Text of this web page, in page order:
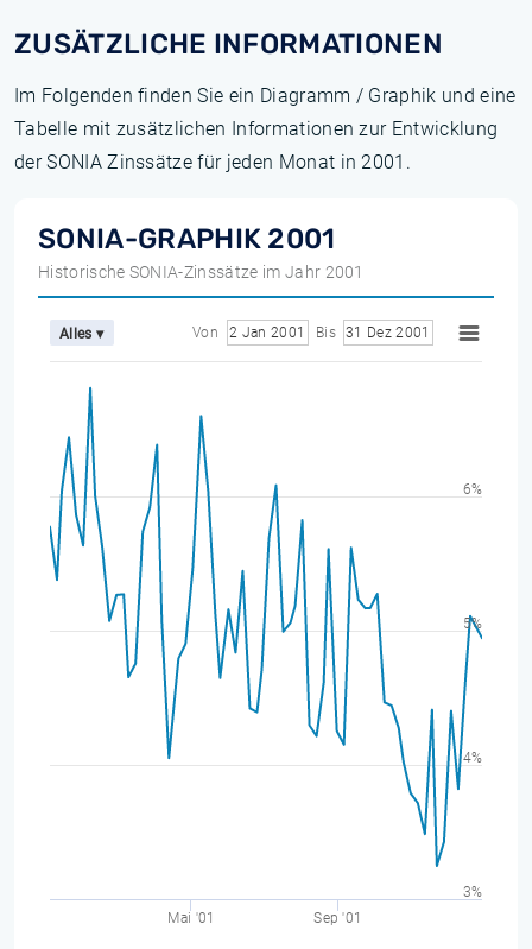
ZUSÄTZLICHE INFORMATIONEN
Im Folgenden finden Sie ein Diagramm / Graphik und eine
Tabelle mit zusätzlichen Informationen zur Entwicklung
der SONIA Zinssätze für jeden Monat in 2001.
SONIA-GRAPHIK 2001
Historische SONIA-Zinssätze im Jahr 2001
Alles ▾ Von 2 Jan 2001 Bis 31 Dez 2001
Mai '01 Sep '01
3%
4%
5%
6%